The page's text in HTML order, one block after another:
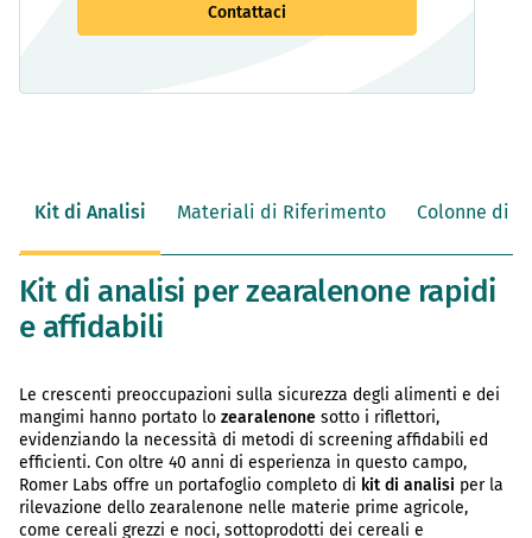
Contattaci
Kit di Analisi Materiali di Riferimento Colonne di
Kit di analisi per zearalenone rapidi
e affidabili
Le crescenti preoccupazioni sulla sicurezza degli alimenti e dei
mangimi hanno portato lo zearalenone sotto i riflettori,
evidenziando la necessità di metodi di screening affidabili ed
efficienti. Con oltre 40 anni di esperienza in questo campo,
Romer Labs offre un portafoglio completo di kit di analisi per la
rilevazione dello zearalenone nelle materie prime agricole,
come cereali grezzi e noci, sottoprodotti dei cereali e